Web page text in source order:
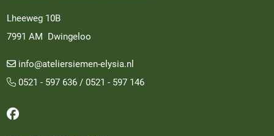
Lheeweg 10B
7991 AM Dwingeloo
info@ateliersiemen-elysia.nl
0521 - 597 636 /0521 - 597 146
Volg ons op Facebook